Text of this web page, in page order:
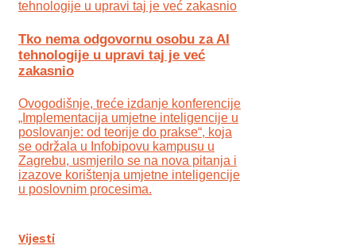
Tko nema odgovornu osobu za AI
tehnologije u upravi taj je već
zakasnio
Ovogodišnje, treće izdanje konferencije
„Implementacija umjetne inteligencije u
poslovanje: od teorije do prakse“, koja
se održala u Infobipovu kampusu u
Zagrebu, usmjerilo se na nova pitanja i
izazove korištenja umjetne inteligencije
u poslovnim procesima.
Vijesti